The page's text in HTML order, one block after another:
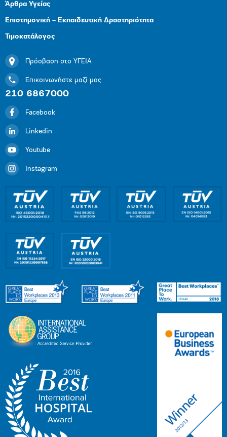
Άρθρα Υγείας
Επιστημονική – Εκπαιδευτική Δραστηριότητα
Τιμοκατάλογος
Πρόσβαση στο ΥΓΕΙΑ
Επικοινωνήστε μαζί μας
210 6867000
Facebook
Linkedin
Youtube
Instagram